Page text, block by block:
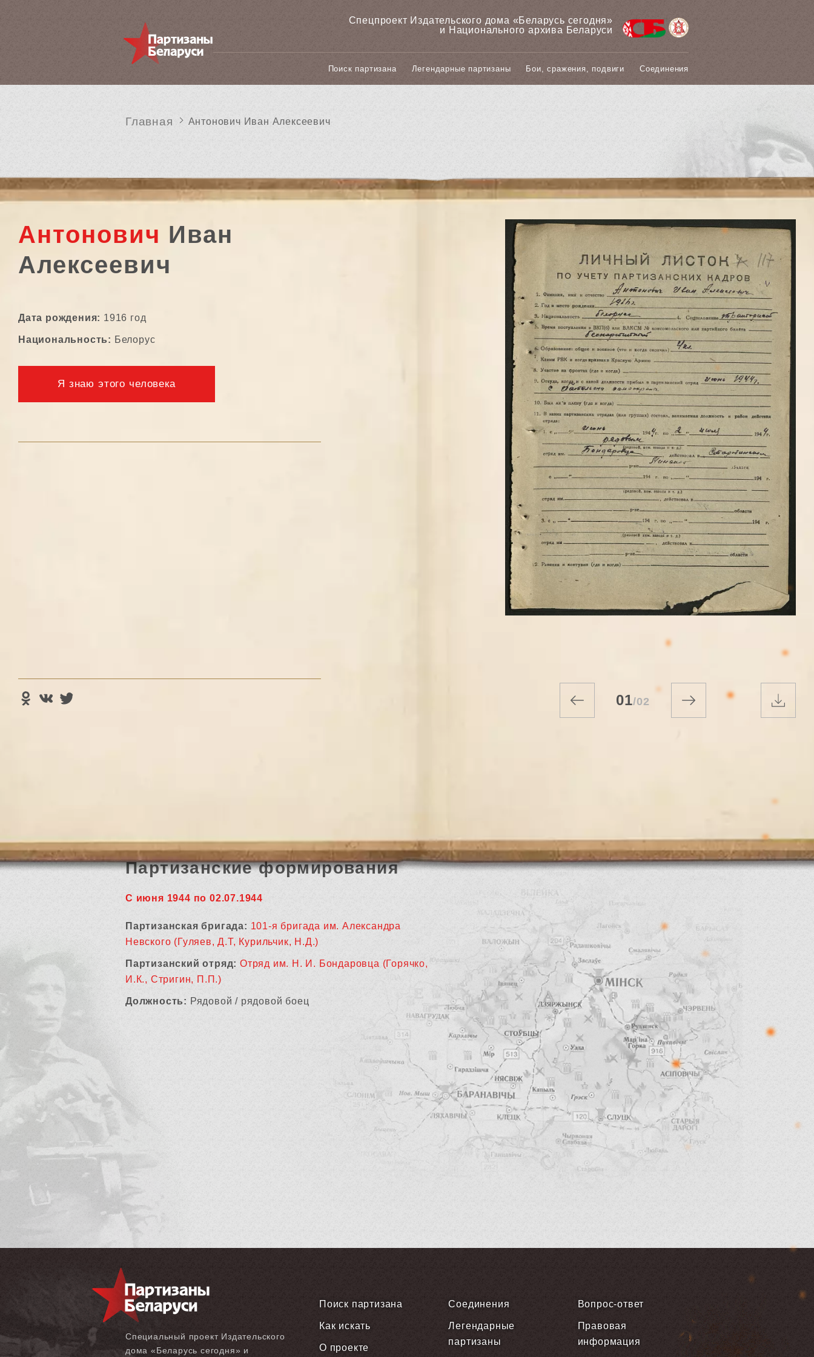
Спецпроект Издательского дома «‎Беларусь сегодня»
и Национального архива Беларуси
Поиск партизана Легендарные партизаны Бои, сражения, подвиги Соединения
Главная Антонович Иван Алексеевич
Антонович Иван
Алексеевич
Дата рождения: 1916 год
Национальность: Белорус
Я знаю этого человека
01/02
Партизанские формирования
С июня 1944 по 02.07.1944
Партизанская бригада: 101-я бригада им. Александра
Невского (Гуляев, Д.Т, Курильчик, Н.Д.)
Партизанский отряд: Отряд им. Н. И. Бондаровца (Горячко,
И.К., Стригин, П.П.)
Должность: Рядовой / рядовой боец
Специальный проект Издательского
дома «‎Беларусь сегодня» и
Поиск партизана
Как искать
О проекте
Соединения
Легендарные
партизаны
Вопрос-ответ
Правовая
информация